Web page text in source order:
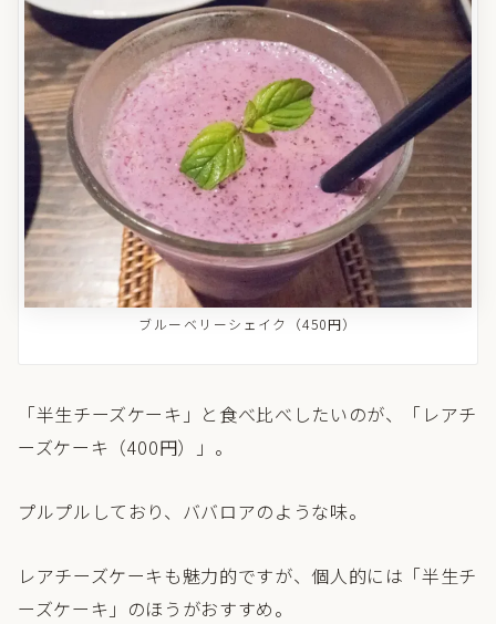
ブルーベリーシェイク（450円）
「半生チーズケーキ」と食べ比べしたいのが、「レアチ
ーズケーキ（400円）」。
プルプルしており、ババロアのような味。
レアチーズケーキも魅力的ですが、個人的には「半生チ
ーズケーキ」のほうがおすすめ。